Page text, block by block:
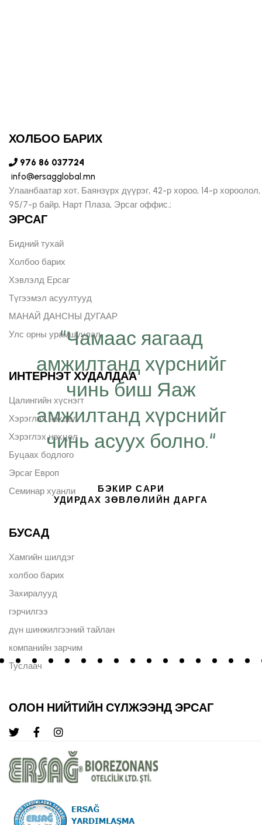
“Чамаас яагаад
амжилтанд хүрснийг
чинь биш Яаж
амжилтанд хүрснийг
чинь асуух болно.“
БЭКИР САРИ
УДИРДАХ ЗӨВЛӨЛИЙН ДАРГА
ХОЛБОО БАРИХ
976 86 037724
info@ersagglobal.mn
Улаанбаатар хот, Баянзүрх дүүрэг, 42-р хороо, 14-р хороолол,
95/7-р байр, Нарт Плаза, Эрсаг оффис.;
ЭРСАГ
Бидний тухай
Холбоо барих
Хэвлэлд Ерсаг
Түгээмэл асуултууд
МАНАЙ ДАНСНЫ ДУГААР
Улс орны урамшуулал
ИНТЕРНЭТ ХУДАЛДАА
Цалингийн хүснэгт
Хэрэглэх нөхцөл
Хэрэглэх нөхцөл
Буцаах бодлого
Эрсаг Европ
Семинар хуанли
БУСАД
Хамгийн шилдэг
холбоо барих
Захиралууд
гэрчилгээ
дүн шинжилгээний тайлан
компанийн зарчим
Туслаач
ОЛОН НИЙТИЙН СҮЛЖЭЭНД ЭРСАГ